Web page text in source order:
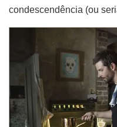
condescendência (ou